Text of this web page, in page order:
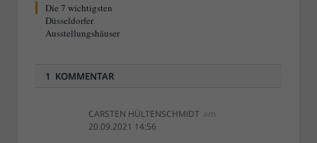
Die 7 wichtigsten
Düsseldorfer
Ausstellungshäuser
1 KOMMENTAR
CARSTEN HÜLTENSCHMIDT am
20.09.2021 14:56